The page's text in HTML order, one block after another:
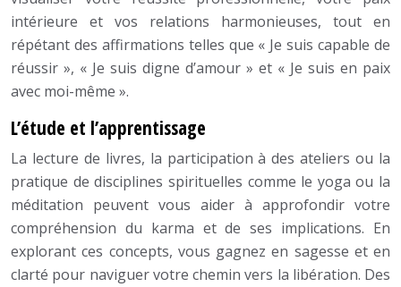
intérieure et vos relations harmonieuses, tout en
répétant des affirmations telles que « Je suis capable de
réussir », « Je suis digne d’amour » et « Je suis en paix
avec moi-même ».
L’étude et l’apprentissage
La lecture de livres, la participation à des ateliers ou la
pratique de disciplines spirituelles comme le yoga ou la
méditation peuvent vous aider à approfondir votre
compréhension du karma et de ses implications. En
explorant ces concepts, vous gagnez en sagesse et en
clarté pour naviguer votre chemin vers la libération. Des